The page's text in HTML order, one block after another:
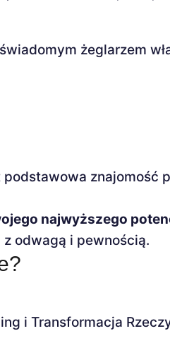
żeglarzem
znajomość
najwyższego
odwagą i pewnością.
i Transformacja